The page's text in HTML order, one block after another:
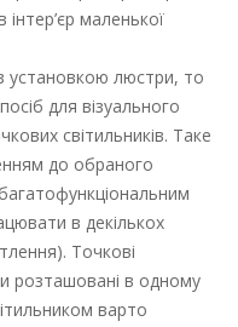
маленької
установкою люстри, то
для візуального
світильників. Таке
до обраного
в декількох
Точкові
розташовані в одному
варто